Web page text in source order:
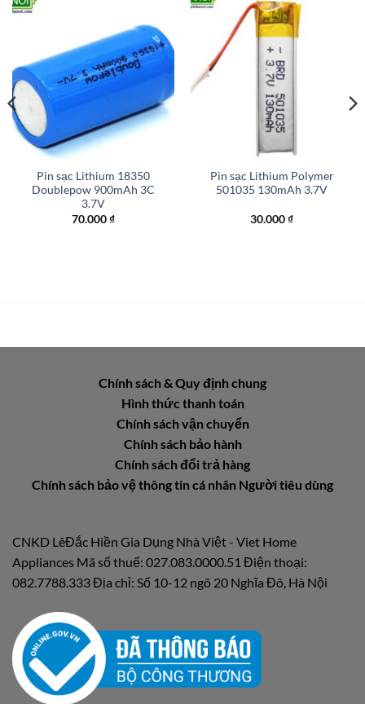
Pin sạc Lithium 18350
Doublepow 900mAh 3C
3.7V
70.000₫
Pin sạc Lithium Polymer
501035 130mAh 3.7V
30.000₫
Chính sách & Quy định chung
Hình thức thanh toán
Chính sách vận chuyển
Chính sách bảo hành
Chính sách đổi trả hàng
Chính sách bảo vệ thông tin cá nhân Người tiêu dùng
CNKD LêĐắc Hiền Gia Dụng Nhà Việt - Viet Home
Appliances Mã số thuế: 027.083.0000.51 Điện thoại:
082.7788.333 Địa chỉ: Số 10-12 ngõ 20 Nghĩa Đô, Hà Nội